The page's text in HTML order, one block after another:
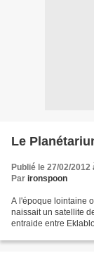
Le
Publié le 27/02/2012
Par ironspoon
A l'époque lointaine
naissait un satellite
entraide entre